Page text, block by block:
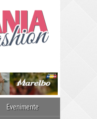
Evenimente